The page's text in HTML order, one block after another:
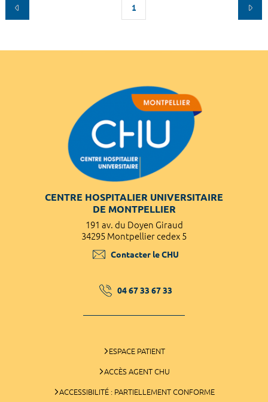
1
CENTRE HOSPITALIER UNIVERSITAIRE
DE MONTPELLIER
191 av. du Doyen Giraud
34295 Montpellier cedex 5
Contacter le CHU
04 67 33 67 33
ESPACE PATIENT
ACCÈS AGENT CHU
ACCESSIBILITÉ : PARTIELLEMENT CONFORME